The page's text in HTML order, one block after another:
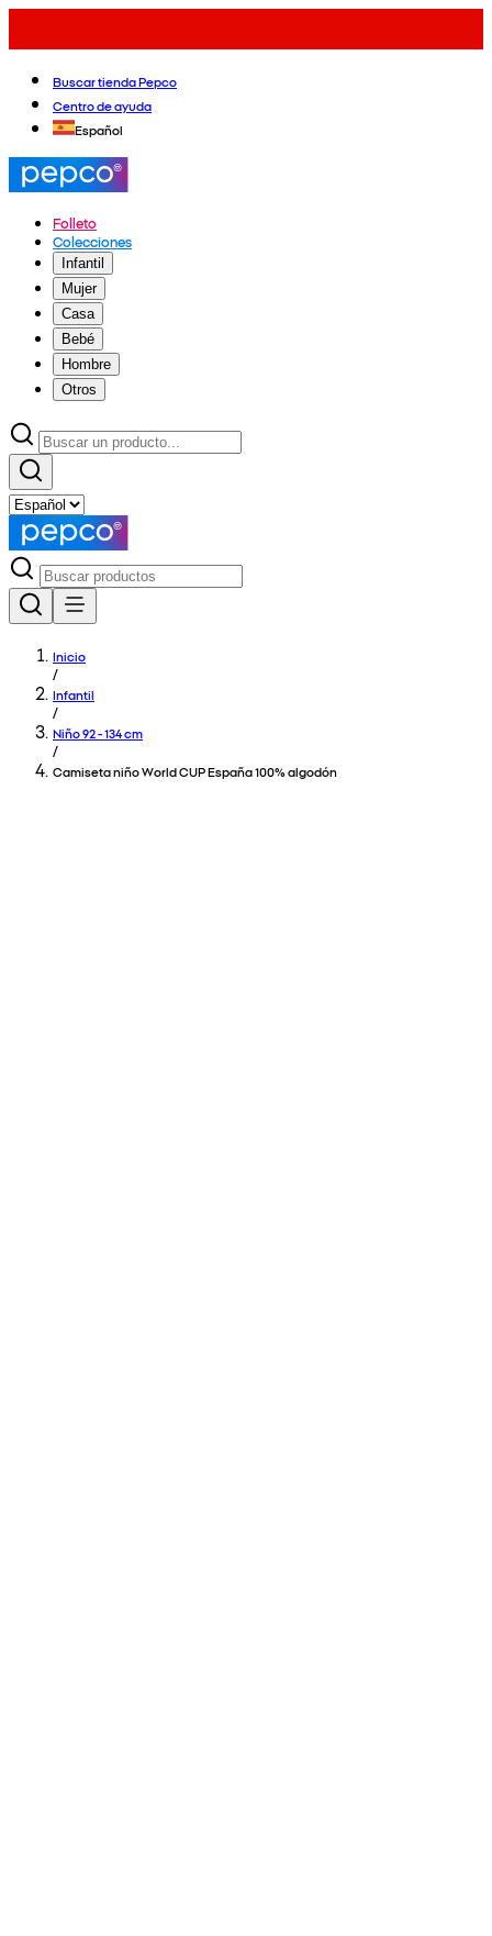
Buscar tienda Pepco
Centro de ayuda
Español
Folleto
Colecciones
Infantil
Mujer
Casa
Bebé
Hombre
Otros
Inicio
/
Infantil
/
Niño 92 - 134 cm
/
Camiseta niño World CUP España 100% algodón